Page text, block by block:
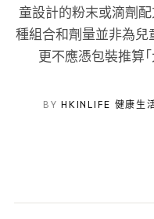
童設計的粉末或滴劑
種組合和劑量並非為兒
更不應憑包裝推算
BY HKINLIFE 健康生